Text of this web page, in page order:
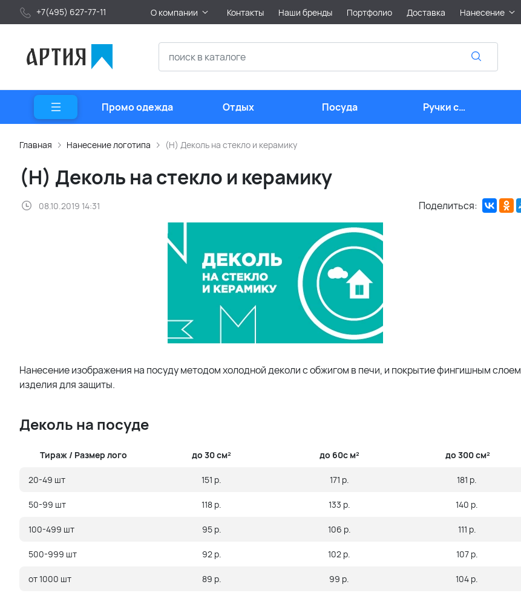
+7(495) 627-77-11 О компании Контакты Наши бренды Портфолио Доставка Нанесение
Промо одежда Отдых Посуда
Ручки с
логотипом
Главная Нанесение логотипа (H) Деколь на стекло и керамику
(H) Деколь на стекло и керамику
08.10.2019 14:31 Поделиться:
Нанесение изображения на посуду методом холодной деколи с обжигом в печи, и покрытие фингишным слоем
изделия для защиты.
Деколь на посуде
Тираж / Размер лого до 30 см² до 60с м² до 300 см²
20-49 шт 151 р. 171 р. 181 р.
50-99 шт 118 р. 133 р. 140 р.
100-499 шт 95 р. 106 р. 111 р.
500-999 шт 92 р. 102 р. 107 р.
от 1000 шт 89 р. 99 р. 104 р.